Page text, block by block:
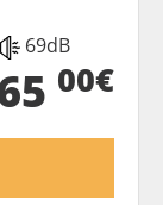
69dB
00€